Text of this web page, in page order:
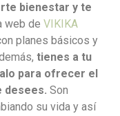
bienestar y te
web de VIKIKA
planes básicos y
tienes a tu
para ofrecer el
desees. Son
su vida y así